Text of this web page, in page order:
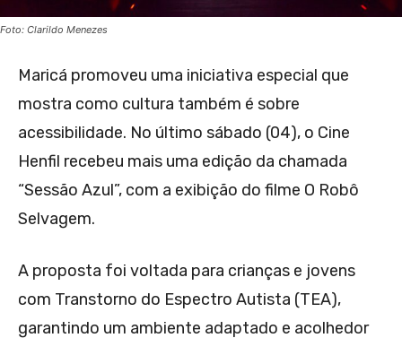
Foto: Clarildo Menezes
Maricá promoveu uma iniciativa especial que
mostra como cultura também é sobre
acessibilidade. No último sábado (04), o Cine
Henfil recebeu mais uma edição da chamada
“Sessão Azul”, com a exibição do filme O Robô
Selvagem.
A proposta foi voltada para crianças e jovens
com Transtorno do Espectro Autista (TEA),
garantindo um ambiente adaptado e acolhedor